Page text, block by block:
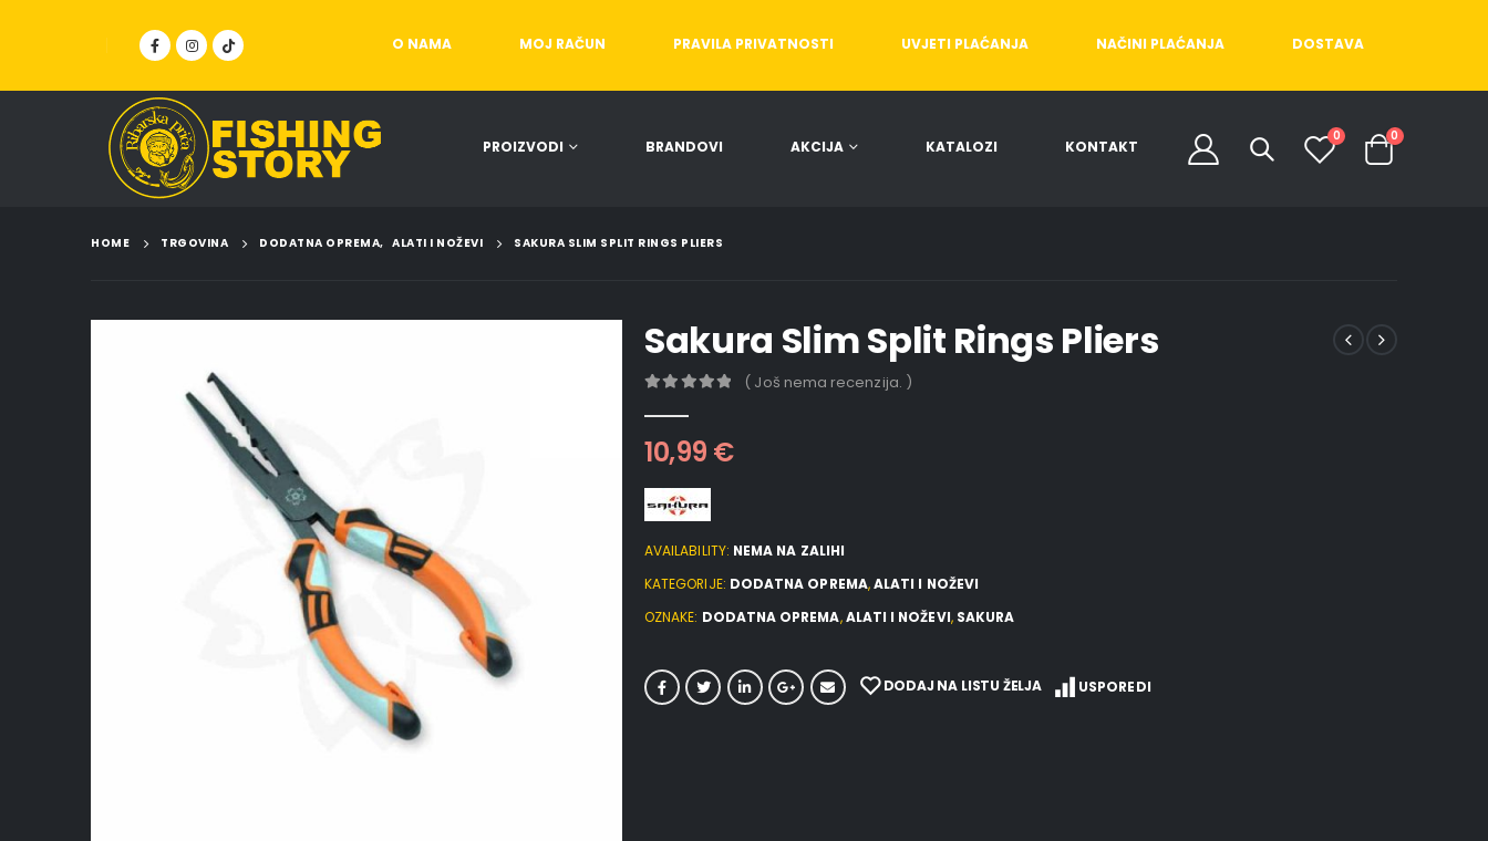
O NAMA MOJ RAČUN PRAVILA PRIVATNOSTI UVJETI PLAĆANJA NAČINI PLAĆANJA DOSTAVA
PROIZVODI BRANDOVI AKCIJA KATALOZI KONTAKT
0 0
HOME TRGOVINA DODATNA OPREMA, ALATI I NOŽEVI SAKURA SLIM SPLIT RINGS PLIERS
Sakura Slim Split Rings Pliers
( Još nema recenzija. )
10,99 €
AVAILABILITY: NEMA NA ZALIHI
KATEGORIJE: DODATNA OPREMA,ALATI I NOŽEVI
OZNAKE: DODATNA OPREMA,ALATI I NOŽEVI, SAKURA
DODAJ NA LISTU ŽELJA USPOREDI